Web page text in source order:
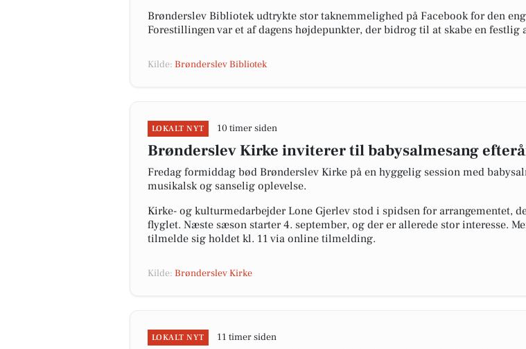
Brønderslev Bibliotek udtrykte stor taknemmelighed på Facebook for den
Forestillingen var et af dagens højdepunkter, der bidrog til at skabe en
Kilde: Brønderslev Bibliotek
LOKALT NYT 10 timer siden
Brønderslev Kirke inviterer til babysalmesang
Fredag formiddag bød Brønderslev Kirke på en hyggelig session med
musikalsk og sanselig oplevelse.
Kirke- og kulturmedarbejder Lone Gjerlev stod i spidsen for arrangementet,
flyglet. Næste sæson starter 4. september, og der er allerede stor interesse.
tilmelde sig holdet kl. 11 via online tilmelding.
Kilde: Brønderslev Kirke
LOKALT NYT 11 timer siden